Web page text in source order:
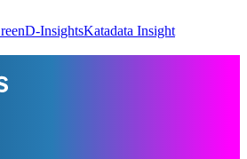
D-InsightsKatadata Insight